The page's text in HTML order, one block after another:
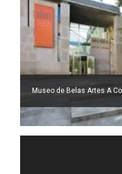
Museo de Belas Artes A